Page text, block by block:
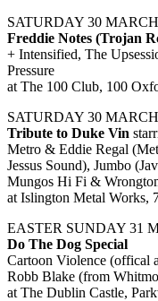
SATURDAY 30
Freddie Notes (Trojan
+ Intensified, The
Pressure
at The 100 Club, 100
SATURDAY 30 MARCH
Tribute to Duke Vin
Metro & Eddie Regal
Jessus Sound), Jumbo
Mungos Hi Fi &
at Islington Metal Works,
EASTER SUNDAY 31
Do The Dog Special
Cartoon Violence (offical
Robb Blake (from
at The Dublin Castle,